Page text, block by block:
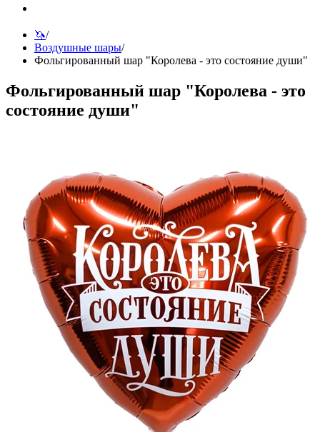
🦄/
Воздушные шары/
Фольгированный шар "Королева - это состояние души"
Фольгированный шар "Королева - это
состояние души"